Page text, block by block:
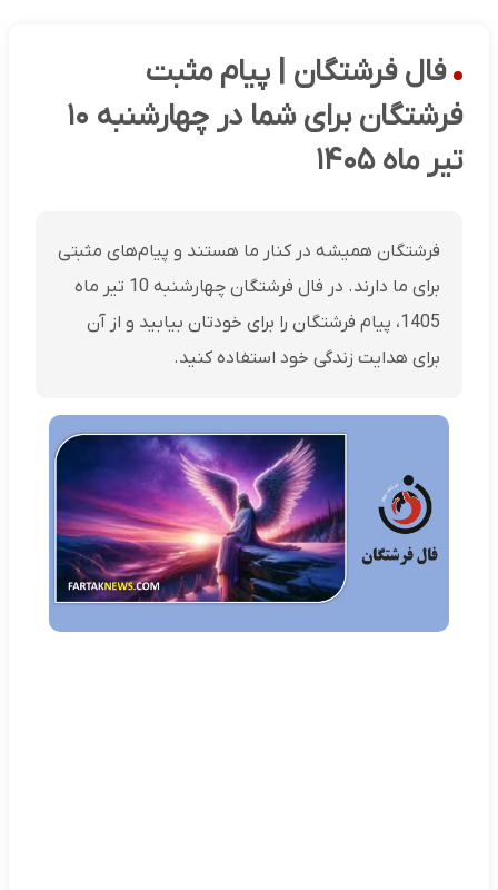
فال فرشتگان | پیام مثبت
فرشتگان برای شما در چهارشنبه ۱۰
تیر ماه ۱۴۰۵
فرشتگان همیشه در کنار ما هستند و پیام‌های مثبتی
برای ما دارند. در فال فرشتگان چهارشنبه 10 تیر ماه
1405، پیام فرشتگان را برای خودتان بیابید و از آن
برای هدایت زندگی خود استفاده کنید.